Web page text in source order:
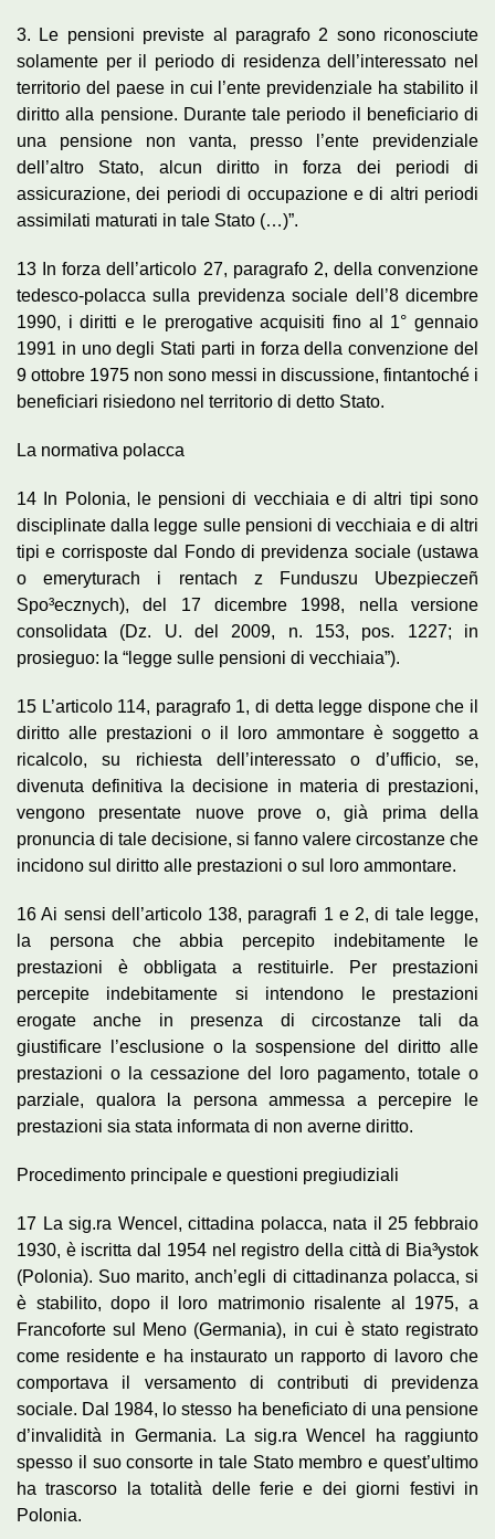
3. Le pensioni previste al paragrafo 2 sono riconosciute
solamente per il periodo di residenza dell’interessato nel
territorio del paese in cui l’ente previdenziale ha stabilito il
diritto alla pensione. Durante tale periodo il beneficiario di
una pensione non vanta, presso l’ente previdenziale
dell’altro Stato, alcun diritto in forza dei periodi di
assicurazione, dei periodi di occupazione e di altri periodi
assimilati maturati in tale Stato (…)”.
13 In forza dell’articolo 27, paragrafo 2, della convenzione
tedesco-polacca sulla previdenza sociale dell’8 dicembre
1990, i diritti e le prerogative acquisiti fino al 1° gennaio
1991 in uno degli Stati parti in forza della convenzione del
9 ottobre 1975 non sono messi in discussione, fintantoché i
beneficiari risiedono nel territorio di detto Stato.
La normativa polacca
14 In Polonia, le pensioni di vecchiaia e di altri tipi sono
disciplinate dalla legge sulle pensioni di vecchiaia e di altri
tipi e corrisposte dal Fondo di previdenza sociale (ustawa
o emeryturach i rentach z Funduszu Ubezpieczeñ
Spo³ecznych), del 17 dicembre 1998, nella versione
consolidata (Dz. U. del 2009, n. 153, pos. 1227; in
prosieguo: la “legge sulle pensioni di vecchiaia”).
15 L’articolo 114, paragrafo 1, di detta legge dispone che il
diritto alle prestazioni o il loro ammontare è soggetto a
ricalcolo, su richiesta dell’interessato o d’ufficio, se,
divenuta definitiva la decisione in materia di prestazioni,
vengono presentate nuove prove o, già prima della
pronuncia di tale decisione, si fanno valere circostanze che
incidono sul diritto alle prestazioni o sul loro ammontare.
16 Ai sensi dell’articolo 138, paragrafi 1 e 2, di tale legge,
la persona che abbia percepito indebitamente le
prestazioni è obbligata a restituirle. Per prestazioni
percepite indebitamente si intendono le prestazioni
erogate anche in presenza di circostanze tali da
giustificare l’esclusione o la sospensione del diritto alle
prestazioni o la cessazione del loro pagamento, totale o
parziale, qualora la persona ammessa a percepire le
prestazioni sia stata informata di non averne diritto.
Procedimento principale e questioni pregiudiziali
17 La sig.ra Wencel, cittadina polacca, nata il 25 febbraio
1930, è iscritta dal 1954 nel registro della città di Bia³ystok
(Polonia). Suo marito, anch’egli di cittadinanza polacca, si
è stabilito, dopo il loro matrimonio risalente al 1975, a
Francoforte sul Meno (Germania), in cui è stato registrato
come residente e ha instaurato un rapporto di lavoro che
comportava il versamento di contributi di previdenza
sociale. Dal 1984, lo stesso ha beneficiato di una pensione
d’invalidità in Germania. La sig.ra Wencel ha raggiunto
spesso il suo consorte in tale Stato membro e quest’ultimo
ha trascorso la totalità delle ferie e dei giorni festivi in
Polonia.